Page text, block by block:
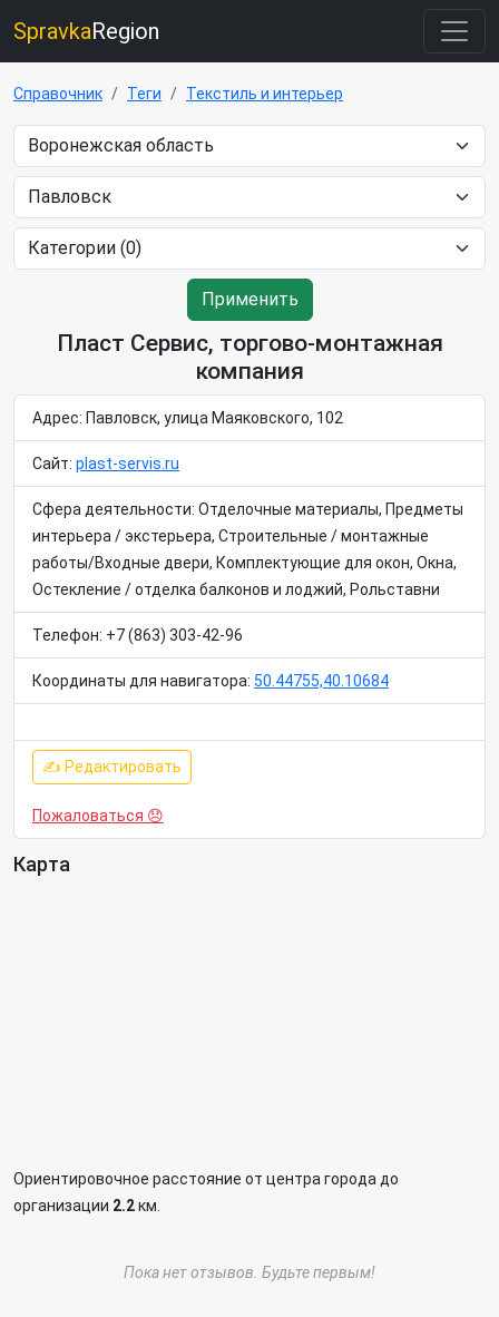
SpravkaRegion
Справочник Теги Текстиль и интерьер
Применить
Пласт Сервис, торгово-монтажная
компания
Адрес: Павловск, улица Маяковского, 102
Сайт: plast-servis.ru
Сфера деятельности: Отделочные материалы, Предметы
интерьера / экстерьера, Строительные / монтажные
работы/Входные двери, Комплектующие для окон, Окна,
Остекление / отделка балконов и лоджий, Рольставни
Телефон: +7 (863) 303-42-96
Координаты для навигатора: 50.44755,40.10684
✍ Редактировать
Пожаловаться 😞
Карта
Ориентировочное расстояние от центра города до
организации 2.2км.
Пока нет отзывов. Будьте первым!